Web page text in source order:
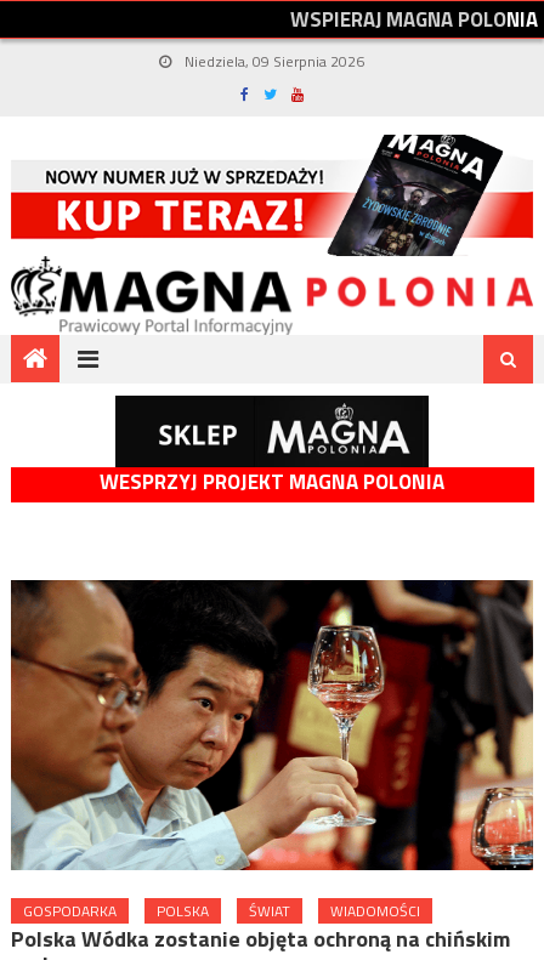
WSPIERAJMAGNAPOLONIA
Niedziela, 09 Sierpnia 2026
WESPRZYJ PROJEKT MAGNA POLONIA
GOSPODARKA POLSKA ŚWIAT WIADOMOŚCI
Polska Wódka zostanie objęta ochroną na chińskim